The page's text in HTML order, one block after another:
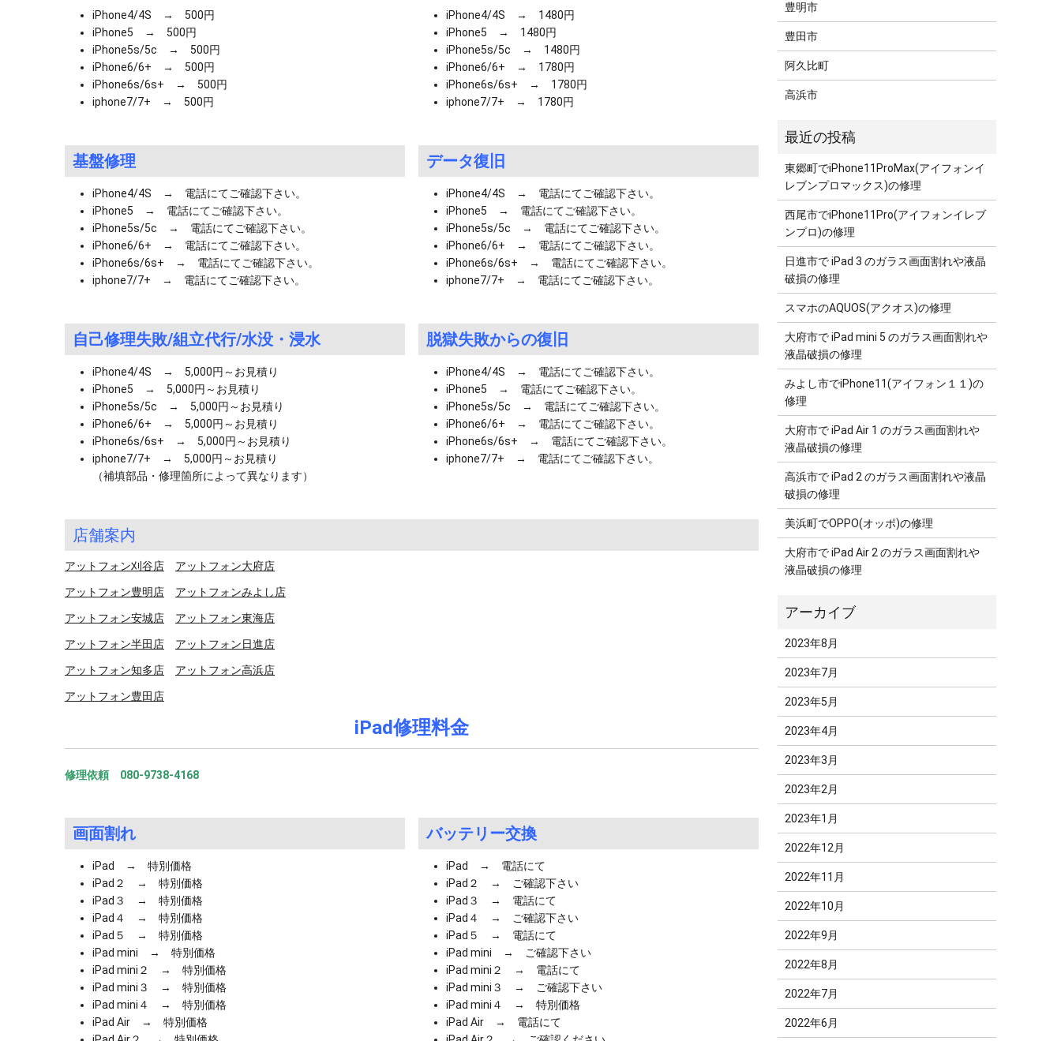
iPhone4/4S → 500円
iPhone5 → 500円
iPhone5s/5c → 500円
iPhone6/6+ → 500円
iPhone6s/6s+ → 500円
iphone7/7+ → 500円
iPhone4/4S → 1480円
iPhone5 → 1480円
iPhone5s/5c → 1480円
iPhone6/6+ → 1780円
iPhone6s/6s+ → 1780円
iphone7/7+ → 1780円
基盤修理
iPhone4/4S → 電話にてご確認下さい。
iPhone5 → 電話にてご確認下さい。
iPhone5s/5c → 電話にてご確認下さい。
iPhone6/6+ → 電話にてご確認下さい。
iPhone6s/6s+ → 電話にてご確認下さい。
iphone7/7+ → 電話にてご確認下さい。
データ復旧
iPhone4/4S → 電話にてご確認下さい。
iPhone5 → 電話にてご確認下さい。
iPhone5s/5c → 電話にてご確認下さい。
iPhone6/6+ → 電話にてご確認下さい。
iPhone6s/6s+ → 電話にてご確認下さい。
iphone7/7+ → 電話にてご確認下さい。
自己修理失敗/組立代行/水没・浸水
iPhone4/4S → 5,000円～お見積り
iPhone5 → 5,000円～お見積り
iPhone5s/5c → 5,000円～お見積り
iPhone6/6+ → 5,000円～お見積り
iPhone6s/6s+ → 5,000円～お見積り
iphone7/7+ → 5,000円～お見積り
（補填部品・修理箇所によって異なります）
脱獄失敗からの復旧
iPhone4/4S → 電話にてご確認下さい。
iPhone5 → 電話にてご確認下さい。
iPhone5s/5c → 電話にてご確認下さい。
iPhone6/6+ → 電話にてご確認下さい。
iPhone6s/6s+ → 電話にてご確認下さい。
iphone7/7+ → 電話にてご確認下さい。
店舗案内
アットフォン刈谷店 アットフォン大府店
アットフォン豊明店 アットフォンみよし店
アットフォン安城店 アットフォン東海店
アットフォン半田店 アットフォン日進店
アットフォン知多店 アットフォン高浜店
アットフォン豊田店
iPad修理料金
修理依頼 080-9738-4168
画面割れ
iPad → 特別価格
iPad２ → 特別価格
iPad３ → 特別価格
iPad４ → 特別価格
iPad５ → 特別価格
iPad mini → 特別価格
iPad mini２ → 特別価格
iPad mini３ → 特別価格
iPad mini４ → 特別価格
iPad Air → 特別価格
バッテリー交換
iPad → 電話にて
iPad２ → ご確認下さい
iPad３ → 電話にて
iPad４ → ご確認下さい
iPad５ → 電話にて
iPad mini → ご確認下さい
iPad mini２ → 電話にて
iPad mini３ → ご確認下さい
iPad mini４ → 特別価格
iPad Air → 電話にて
豊明市
豊田市
阿久比町
高浜市
東郷町でiPhone11ProMax(アイフォンイ
レブンプロマックス)の修理
西尾市でiPhone11Pro(アイフォンイレブ
ンプロ)の修理
日進市で iPad 3 のガラス画面割れや液晶
破損の修理
スマホのAQUOS(アクオス)の修理
大府市で iPad mini 5 のガラス画面割れや
液晶破損の修理
みよし市でiPhone11(アイフォン１１)の
修理
大府市で iPad Air 1 のガラス画面割れや
液晶破損の修理
高浜市で iPad 2 のガラス画面割れや液晶
破損の修理
美浜町でOPPO(オッポ)の修理
大府市で iPad Air 2 のガラス画面割れや
液晶破損の修理
2023年8月
2023年7月
2023年5月
2023年4月
2023年3月
2023年2月
2023年1月
2022年12月
2022年11月
2022年10月
2022年9月
2022年8月
2022年7月
2022年6月